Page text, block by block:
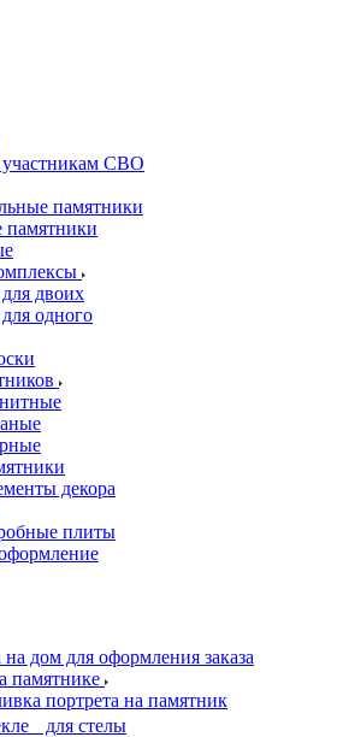
СВО
памятники
двоих
одного
декора
плиты
дом для оформления заказа
памятнике
портрета на памятник
для стелы